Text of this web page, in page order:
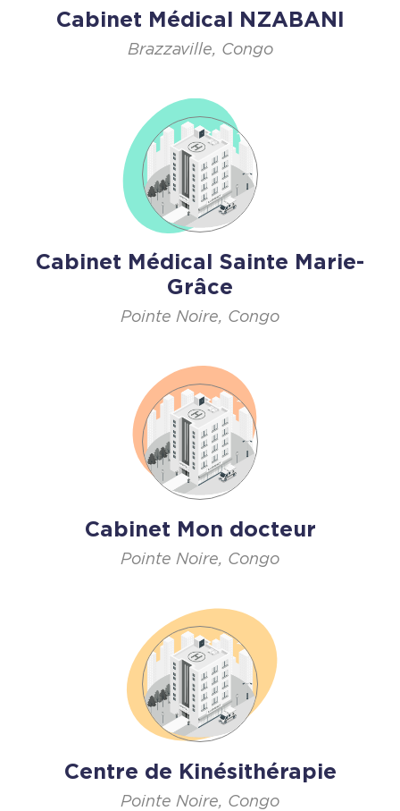
Cabinet Médical NZABANI
Brazzaville, Congo
Cabinet Médical Sainte Marie-
Grâce
Pointe Noire, Congo
Cabinet Mon docteur
Pointe Noire, Congo
Centre de Kinésithérapie
Pointe Noire, Congo